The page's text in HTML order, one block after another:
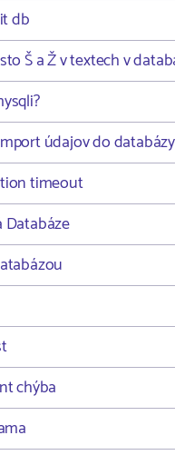
db
Š a Ž v textech v
údajov do databázy
timeout
chýba